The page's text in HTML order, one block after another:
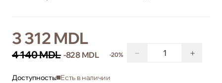
3 312 MDL
4 140 MDL -828 MDL -20% − +
Доступность: Есть в наличии